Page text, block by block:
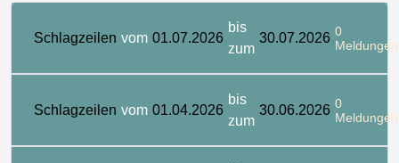
Schlagzeilen vom 01.07.2026
bis
zum
30.07.2026 0
Meldungen
Schlagzeilen vom 01.04.2026
bis
zum
30.06.2026 0
Meldungen